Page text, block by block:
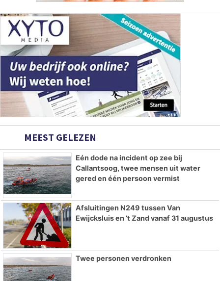
MEEST GELEZEN
Eén dode na incident op zee bij
Callantsoog, twee mensen uit water
gered en één persoon vermist
Afsluitingen N249 tussen Van
Ewijcksluis en ’t Zand vanaf 31 augustus
Twee personen verdronken